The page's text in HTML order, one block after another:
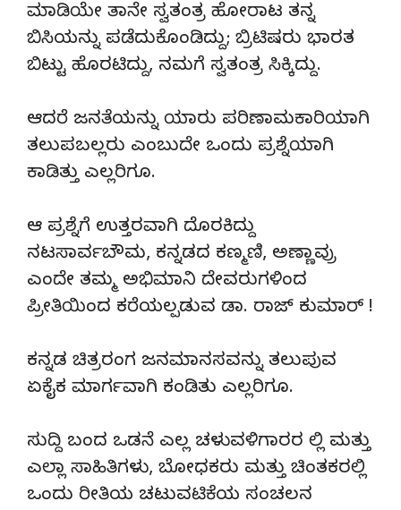
ಮಾಡಿಯೇ ತಾನೇ ಸ್ವತಂತ್ರ ಹೋರಾಟ ತನ್ನ
ಬಿಸಿಯನ್ನು ಪಡೆದುಕೊಂಡಿದ್ದು; ಬ್ರಿಟಿಷರು ಭಾರತ
ಬಿಟ್ಟು ಹೊರಟಿದ್ದು, ನಮಗೆ ಸ್ವತಂತ್ರ ಸಿಕ್ಕಿದ್ದು.
ಆದರೆ ಜನತೆಯನ್ನು ಯಾರು ಪರಿಣಾಮಕಾರಿಯಾಗಿ
ತಲುಪಬಲ್ಲರು ಎಂಬುದೇ ಒಂದು ಪ್ರಶ್ನೆಯಾಗಿ
ಕಾಡಿತ್ತು ಎಲ್ಲರಿಗೂ.
ಆ ಪ್ರಶ್ನೆಗೆ ಉತ್ತರವಾಗಿ ದೊರಕಿದ್ದು
ನಟಸಾರ್ವಬೌಮ, ಕನ್ನಡದ ಕಣ್ಮಣಿ, ಅಣ್ಣಾವ್ರು
ಎಂದೇ ತಮ್ಮ ಅಭಿಮಾನಿ ದೇವರುಗಳಿಂದ
ಪ್ರೀತಿಯಿಂದ ಕರೆಯಲ್ಪಡುವ ಡಾ. ರಾಜ್ ಕುಮಾರ್ !
ಕನ್ನಡ ಚಿತ್ರರಂಗ ಜನಮಾನಸವನ್ನು ತಲುಪುವ
ಏಕೈಕ ಮಾರ್ಗವಾಗಿ ಕಂಡಿತು ಎಲ್ಲರಿಗೂ.
ಸುದ್ದಿ ಬಂದ ಒಡನೆ ಎಲ್ಲ ಚಳುವಳಿಗಾರರ ಲ್ಲಿ ಮತ್ತು
ಎಲ್ಲಾ ಸಾಹಿತಿಗಳು, ಬೋಧಕರು ಮತ್ತು ಚಿಂತಕರಲ್ಲಿ
ಒಂದು ರೀತಿಯ ಚಟುವಟಿಕೆಯ ಸಂಚಲನ